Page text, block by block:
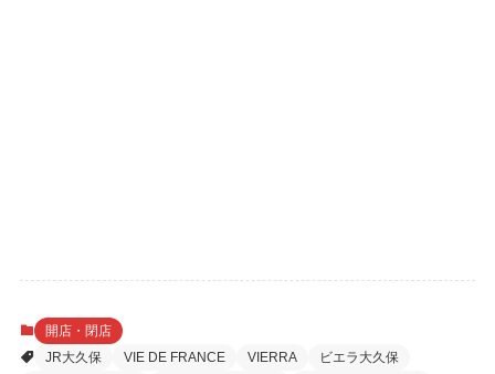
開店・閉店
JR大久保
VIE DE FRANCE VIERRA
ビエラ大久保